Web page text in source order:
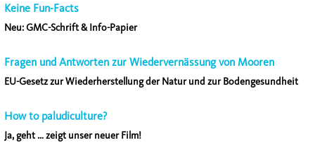
Keine Fun-Facts
Neu: GMC-Schrift & Info-Papier
Fragen und Antworten zur Wiedervernässung von Mooren
EU-Gesetz zur Wiederherstellung der Natur und zur Bodengesundheit
How to paludiculture?
Ja, geht … zeigt unser neuer Film!